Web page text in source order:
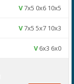
V7x5 0x6 10x5
V7x5 5x7 10x3
V6x3 6x0